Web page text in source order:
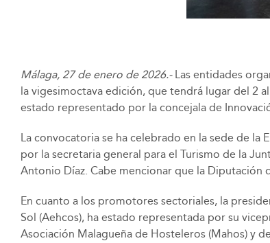
Málaga, 27 de enero de 2026.-Las entidades
la vigesimoctava edición, que tendrá lugar del 2
estado representado por la concejala de
La convocatoria se ha celebrado en la sede de
por la secretaria general para el Turismo de la
Antonio Díaz. Cabe mencionar que la Diputación
En cuanto a los promotores sectoriales, la
Sol (Aehcos), ha estado representada por su
Asociación Malagueña de Hosteleros (Mahos) y